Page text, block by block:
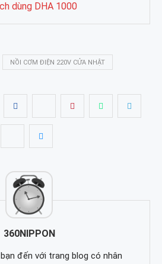
dùng DHA 1000
NỒI CƠM ĐIỆN 220V CỬA NHẬT
360NIPPON
đến với trang blog có nhân